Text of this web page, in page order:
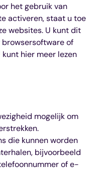
het gebruik van
activeren, staat u toe
websites. U kunt dit
of
hier meer lezen
mogelijk om
die kunnen worden
bijvoorbeeld
of e-